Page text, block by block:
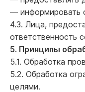
— информировать
4.3. Лица,
ответственность
5. Принципы
5.1. Обработка
5.2. Обработка
целями.